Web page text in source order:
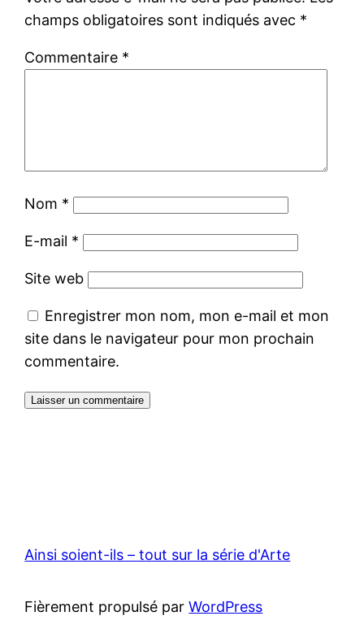
champs obligatoires sont indiqués avec *
Commentaire *
Nom *
E-mail *
Site web
Enregistrer mon nom, mon e-mail et mon
site dans le navigateur pour mon prochain
commentaire.
Ainsi soient-ils – tout sur la série d'Arte
Fièrement propulsé parWordPress